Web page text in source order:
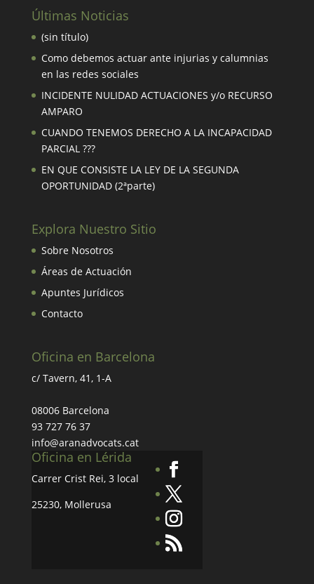
Últimas Noticias
(sin título)
Como debemos actuar ante injurias y calumnias
en las redes sociales
INCIDENTE NULIDAD ACTUACIONES y/o RECURSO
AMPARO
CUANDO TENEMOS DERECHO A LA INCAPACIDAD
PARCIAL ???
EN QUE CONSISTE LA LEY DE LA SEGUNDA
OPORTUNIDAD (2ªparte)
Explora Nuestro Sitio
Sobre Nosotros
Áreas de Actuación
Apuntes Jurídicos
Contacto
Oficina en Barcelona
c/ Tavern, 41, 1-A
08006 Barcelona
93 727 76 37
info@aranadvocats.cat
Oficina en Lérida
Carrer Crist Rei, 3 local
25230, Mollerusa